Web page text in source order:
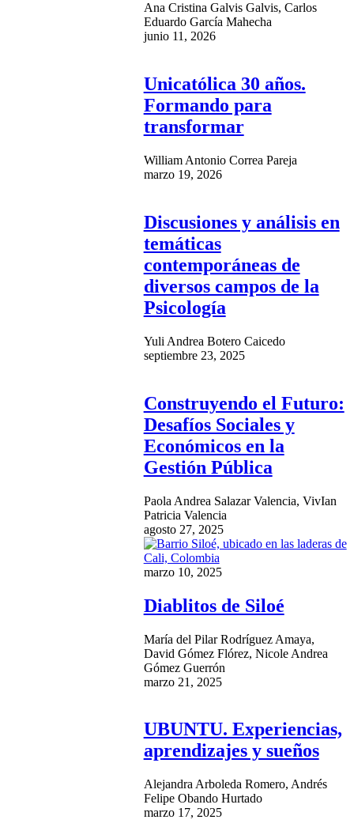
Ana Cristina Galvis Galvis, Carlos
Eduardo García Mahecha
junio 11, 2026
Unicatólica 30 años.
Formando para
transformar
William Antonio Correa Pareja
marzo 19, 2026
Discusiones y análisis en
temáticas
contemporáneas de
diversos campos de la
Psicología
Yuli Andrea Botero Caicedo
septiembre 23, 2025
Construyendo el Futuro:
Desafíos Sociales y
Económicos en la
Gestión Pública
Paola Andrea Salazar Valencia, VivIan
Patricia Valencia
agosto 27, 2025
marzo 10, 2025
Diablitos de Siloé
María del Pilar Rodríguez Amaya,
David Gómez Flórez, Nicole Andrea
Gómez Guerrón
marzo 21, 2025
UBUNTU. Experiencias,
aprendizajes y sueños
Alejandra Arboleda Romero, Andrés
Felipe Obando Hurtado
marzo 17, 2025